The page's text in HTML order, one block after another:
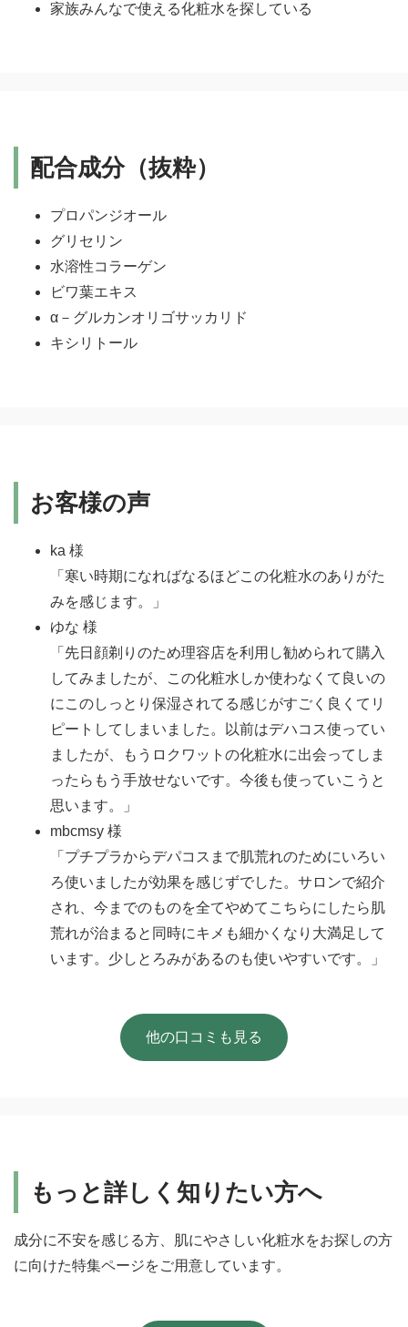
家族みんなで使える化粧水を探している
配合成分（抜粋）
プロパンジオール
グリセリン
水溶性コラーゲン
ビワ葉エキス
α－グルカンオリゴサッカリド
キシリトール
お客様の声
ka 様
「寒い時期になればなるほどこの化粧水のありがた
みを感じます。」
ゆな 様
「先日顔剃りのため理容店を利用し勧められて購入
してみましたが、この化粧水しか使わなくて良いの
にこのしっとり保湿されてる感じがすごく良くてリ
ピートしてしまいました。以前はデハコス使ってい
ましたが、もうロクワットの化粧水に出会ってしま
ったらもう手放せないです。今後も使っていこうと
思います。」
mbcmsy 様
「プチプラからデパコスまで肌荒れのためにいろい
ろ使いましたが効果を感じずでした。サロンで紹介
され、今までのものを全てやめてこちらにしたら肌
荒れが治まると同時にキメも細かくなり大満足して
います。少しとろみがあるのも使いやすいです。」
他の口コミも見る
もっと詳しく知りたい方へ
成分に不安を感じる方、肌にやさしい化粧水をお探しの方
に向けた特集ページをご用意しています。